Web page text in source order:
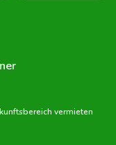
vermieten